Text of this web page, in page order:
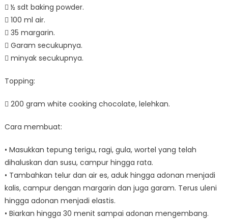
 ½ sdt baking powder.
 100 ml air.
 35 margarin.
 Garam secukupnya.
 minyak secukupnya.
Topping:
 200 gram white cooking chocolate, lelehkan.
Cara membuat:
• Masukkan tepung terigu, ragi, gula, wortel yang telah
dihaluskan dan susu, campur hingga rata.
• Tambahkan telur dan air es, aduk hingga adonan menjadi
kalis, campur dengan margarin dan juga garam. Terus uleni
hingga adonan menjadi elastis.
• Biarkan hingga 30 menit sampai adonan mengembang.